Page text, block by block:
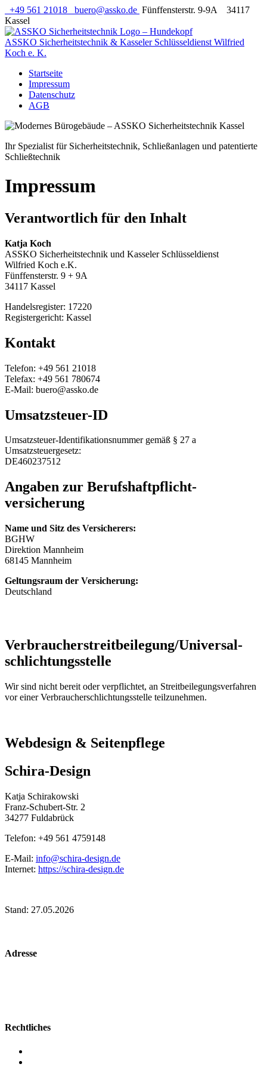
+49 561 21018 buero@assko.de Fünffensterstr. 9-9A 34117
Kassel
ASSKO Sicherheitstechnik & Kasseler Schlüsseldienst Wilfried
Koch e. K.
Startseite
Impressum
Datenschutz
AGB
Ihr Spezialist für Sicherheitstechnik, Schließanlagen und patentierte
Schließtechnik
Impressum
Verantwortlich für den Inhalt
Katja Koch
ASSKO Sicherheitstechnik und Kasseler Schlüsseldienst
Wilfried Koch e.K.
Fünffensterstr. 9 + 9A
34117 Kassel
Handelsregister: 17220
Registergericht: Kassel
Kontakt
Telefon: +49 561 21018
Telefax: +49 561 780674
E-Mail: buero@assko.de
Umsatzsteuer-ID
Umsatzsteuer-Identifikationsnummer gemäß § 27 a
Umsatzsteuergesetz:
DE460237512
Angaben zur Berufs­haftpflicht­
versicherung
Name und Sitz des Versicherers:
BGHW
Direktion Mannheim
68145 Mannheim
Geltungsraum der Versicherung:
Deutschland
Verbraucher­streit­beilegung/Universal­
schlichtungs­stelle
Wir sind nicht bereit oder verpflichtet, an Streitbeilegungsverfahren
vor einer Verbraucherschlichtungsstelle teilzunehmen.
Webdesign & Seitenpflege
Schira-Design
Katja Schirakowski
Franz-Schubert-Str. 2
34277 Fuldabrück
Telefon: +49 561 4759148
E-Mail: info@schira-design.de
Internet: https://schira-design.de
Stand: 27.05.2026
Adresse
Rechtliches